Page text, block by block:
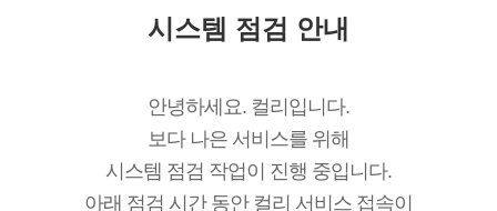
시스템 점검 안내
안녕하세요. 컬리입니다.
보다 나은 서비스를 위해
시스템 점검 작업이 진행 중입니다.
아래 점검 시간 동안 컬리 서비스 접속이